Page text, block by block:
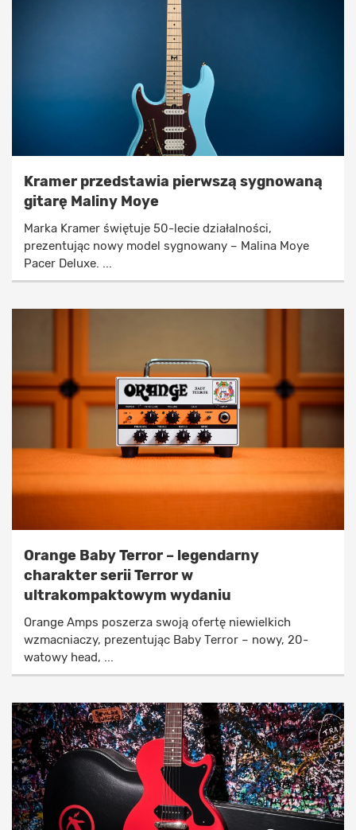
Kramer przedstawia pierwszą sygnowaną
gitarę Maliny Moye
Marka Kramer świętuje 50-lecie działalności,
prezentując nowy model sygnowany – Malina Moye
Pacer Deluxe. ...
Orange Baby Terror – legendarny
charakter serii Terror w
ultrakompaktowym wydaniu
Orange Amps poszerza swoją ofertę niewielkich
wzmacniaczy, prezentując Baby Terror – nowy, 20-
watowy head, ...